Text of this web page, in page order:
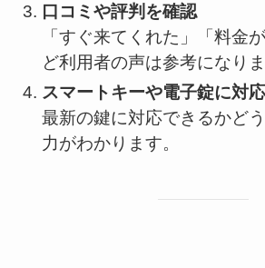
口コミや評判を確認
「すぐ来てくれた」「料金
ど利用者の声は参考になりま
スマートキーや電子錠に対
最新の鍵に対応できるかど
力がわかります。